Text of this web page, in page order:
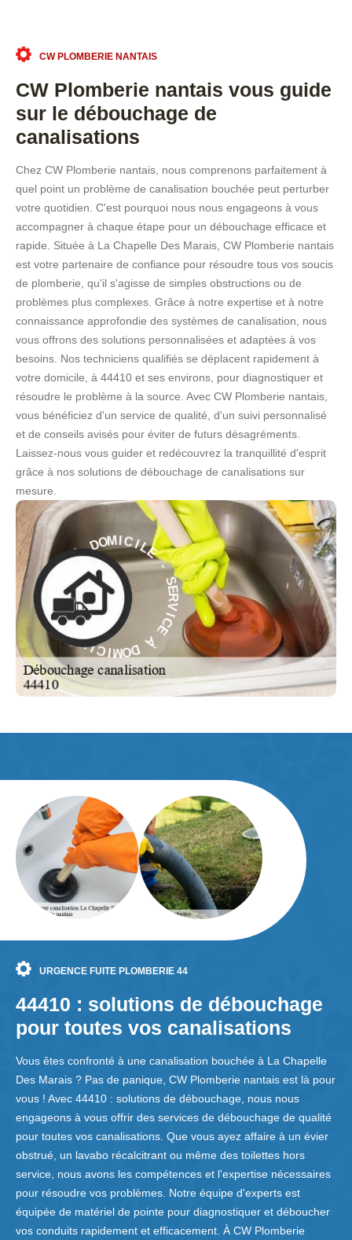
CW PLOMBERIE NANTAIS
CW Plomberie nantais vous guide
sur le débouchage de
canalisations
Chez CW Plomberie nantais, nous comprenons parfaitement à
quel point un problème de canalisation bouchée peut perturber
votre quotidien. C'est pourquoi nous nous engageons à vous
accompagner à chaque étape pour un débouchage efficace et
rapide. Située à La Chapelle Des Marais, CW Plomberie nantais
est votre partenaire de confiance pour résoudre tous vos soucis
de plomberie, qu'il s'agisse de simples obstructions ou de
problèmes plus complexes. Grâce à notre expertise et à notre
connaissance approfondie des systèmes de canalisation, nous
vous offrons des solutions personnalisées et adaptées à vos
besoins. Nos techniciens qualifiés se déplacent rapidement à
votre domicile, à 44410 et ses environs, pour diagnostiquer et
résoudre le problème à la source. Avec CW Plomberie nantais,
vous bénéficiez d'un service de qualité, d'un suivi personnalisé
et de conseils avisés pour éviter de futurs désagréments.
Laissez-nous vous guider et redécouvrez la tranquillité d'esprit
grâce à nos solutions de débouchage de canalisations sur
mesure.
S
E
R
V
I
E
À
DO
MICILE -
S
E
R
V
I
C
E
À
D
O
M
I
C
I
L
E
-
URGENCE FUITE PLOMBERIE 44
44410 : solutions de débouchage
pour toutes vos canalisations
Vous êtes confronté à une canalisation bouchée à La Chapelle
Des Marais ? Pas de panique, CW Plomberie nantais est là pour
vous ! Avec 44410 : solutions de débouchage, nous nous
engageons à vous offrir des services de débouchage de qualité
pour toutes vos canalisations. Que vous ayez affaire à un évier
obstrué, un lavabo récalcitrant ou même des toilettes hors
service, nous avons les compétences et l'expertise nécessaires
pour résoudre vos problèmes. Notre équipe d'experts est
équipée de matériel de pointe pour diagnostiquer et déboucher
vos conduits rapidement et efficacement. À CW Plomberie